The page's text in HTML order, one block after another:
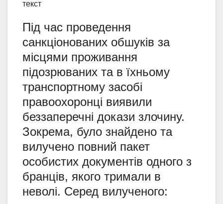
Під час проведення
санкціонованих обшуків за
місцями проживання
підозрюваних та в їхньому
транспортному засобі
правоохоронці виявили
беззаперечні докази злочину.
Зокрема, було знайдено та
вилучено повний пакет
особистих документів одного з
бранців, якого тримали в
неволі. Серед вилученого: